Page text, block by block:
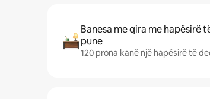
Banesa me qira me hapësirë
pune
120 prona kanë një hapësirë të